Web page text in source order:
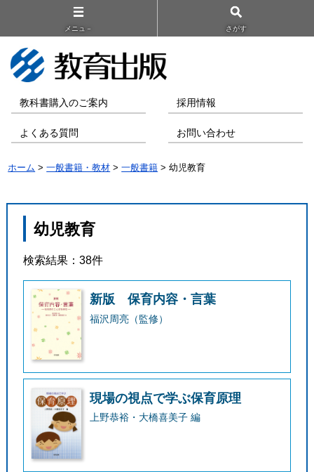
メニュ－ さがす
教科書購入のご案内 採用情報
よくある質問 お問い合わせ
ホーム >一般書籍・教材 >一般書籍 > 幼児教育
幼児教育
検索結果：38件
新版 保育内容・言葉
福沢周亮（監修）
現場の視点で学ぶ保育原理
上野恭裕・大橋喜美子 編